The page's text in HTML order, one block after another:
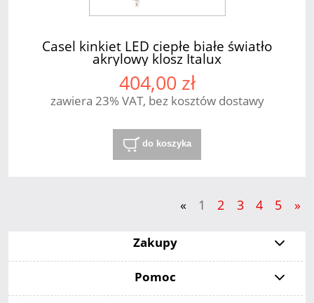
Casel kinkiet LED ciepłe białe światło
akrylowy klosz Italux
404,00 zł
zawiera 23% VAT, bez kosztów dostawy
do koszyka
« 1 2 3 4 5 »
Zakupy
Pomoc